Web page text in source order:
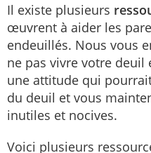
Il existe plusieurs
œuvrent à aider les
endeuillés. Nous vous
ne pas vivre votre deuil
une attitude qui
du deuil et vous
inutiles et nocives.
Voici plusieurs